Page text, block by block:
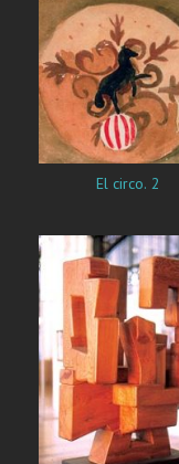
El circo. 2